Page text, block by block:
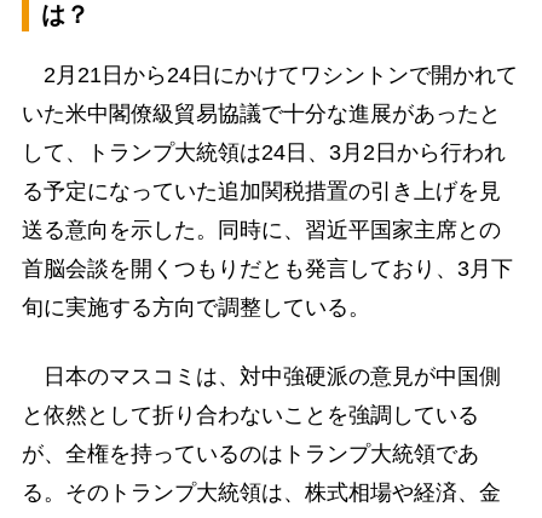
は？
2月21日から24日にかけてワシントンで開かれて
いた米中閣僚級貿易協議で十分な進展があったと
して、トランプ大統領は24日、3月2日から行われ
る予定になっていた追加関税措置の引き上げを見
送る意向を示した。同時に、習近平国家主席との
首脳会談を開くつもりだとも発言しており、3月下
旬に実施する方向で調整している。
日本のマスコミは、対中強硬派の意見が中国側
と依然として折り合わないことを強調している
が、全権を持っているのはトランプ大統領であ
る。そのトランプ大統領は、株式相場や経済、金